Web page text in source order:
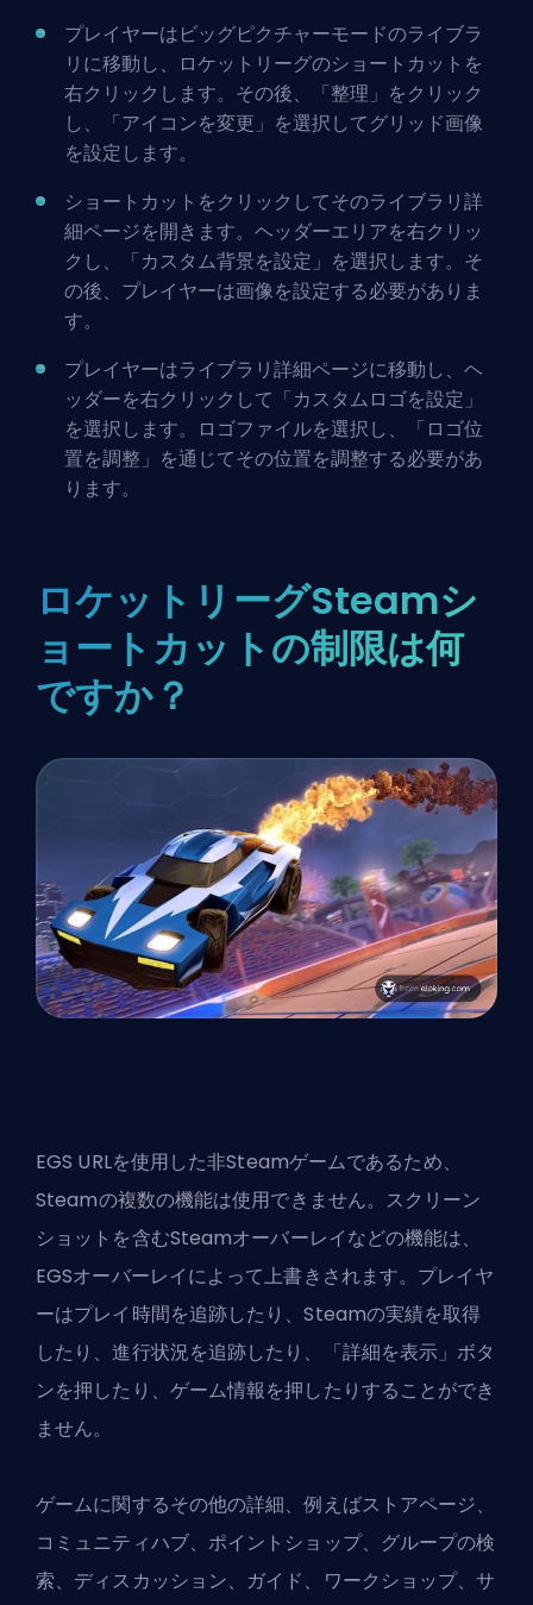
プレイヤーはビッグピクチャーモードのライブラ
リに移動し、ロケットリーグのショートカットを
右クリックします。その後、「整理」をクリック
し、「アイコンを変更」を選択してグリッド画像
を設定します。
ショートカットをクリックしてそのライブラリ詳
細ページを開きます。ヘッダーエリアを右クリッ
クし、「カスタム背景を設定」を選択します。そ
の後、プレイヤーは画像を設定する必要がありま
す。
プレイヤーはライブラリ詳細ページに移動し、ヘ
ッダーを右クリックして「カスタムロゴを設定」
を選択します。ロゴファイルを選択し、「ロゴ位
置を調整」を通じてその位置を調整する必要があ
ります。
ロケットリーグSteamシ
ョートカットの制限は何
ですか？
EGS URLを使用した非Steamゲームであるため、
Steamの複数の機能は使用できません。スクリーン
ショットを含むSteamオーバーレイなどの機能は、
EGSオーバーレイによって上書きされます。プレイヤ
ーはプレイ時間を追跡したり、Steamの実績を取得
したり、進行状況を追跡したり、「詳細を表示」ボタ
ンを押したり、ゲーム情報を押したりすることができ
ません。
ゲームに関するその他の詳細、例えばストアページ、
コミュニティハブ、ポイントショップ、グループの検
索、ディスカッション、ガイド、ワークショップ、サ